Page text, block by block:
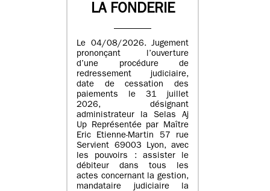
LA FONDERIE
Le 04/08/2026. Jugement
prononçant l’ouverture
d’une procédure de
redressement judiciaire,
date de cessation des
paiements le 31 juillet
2026, désignant
administrateur la Selas Aj
Up Représentée par Maître
Eric Etienne-Martin 57 rue
Servient 69003 Lyon, avec
les pouvoirs : assister le
débiteur dans tous les
actes concernant la gestion,
mandataire judiciaire la